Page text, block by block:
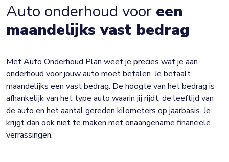
Auto onderhoud voor een
maandelijks vast bedrag
Met Auto Onderhoud Plan weet je precies wat je aan
onderhoud voor jouw auto moet betalen. Je betaalt
maandelijks een vast bedrag. De hoogte van het bedrag is
afhankelijk van het type auto waarin jij rijdt, de leeftijd van
de auto en het aantal gereden kilometers op jaarbasis. Je
krijgt dan ook niet te maken met onaangename financiële
verrassingen.